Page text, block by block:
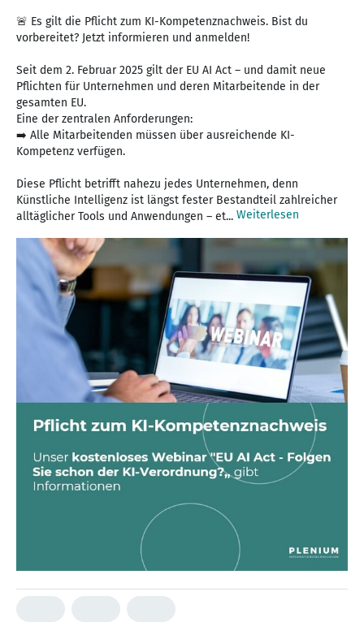
🚨 Es gilt die Pflicht zum KI-Kompetenznachweis. Bist du
vorbereitet? Jetzt informieren und anmelden!
Seit dem 2. Februar 2025 gilt der EU AI Act – und damit neue
Pflichten für Unternehmen und deren Mitarbeitende in der
gesamten EU.
Eine der zentralen Anforderungen:
➡️ Alle Mitarbeitenden müssen über ausreichende KI-
Kompetenz verfügen.
Diese Pflicht betrifft nahezu jedes Unternehmen, denn
Künstliche Intelligenz ist längst fester Bestandteil zahlreicher
alltäglicher Tools und Anwendungen – et... Weiterlesen